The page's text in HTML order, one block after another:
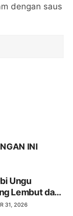
dengan saus
INI
Ungu
Lembut dan
31, 2026